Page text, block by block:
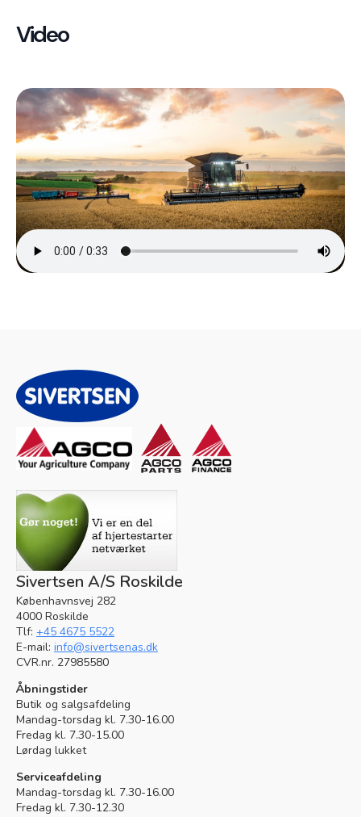
Video
Sivertsen A/S Roskilde
Københavnsvej 282
4000 Roskilde
Tlf: +45 4675 5522
E-mail: info@sivertsenas.dk
CVR.nr. 27985580
Åbningstider
Butik og salgsafdeling
Mandag-torsdag kl. 7.30-16.00
Fredag kl. 7.30-15.00
Lørdag lukket
Serviceafdeling
Mandag-torsdag kl. 7.30-16.00
Fredag kl. 7.30-12.30